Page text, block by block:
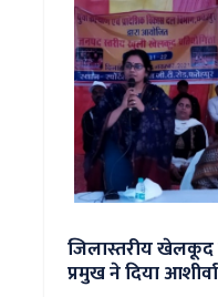
जिलास्तरीय खेलकूद
प्रमुख ने दिया